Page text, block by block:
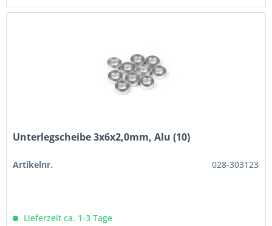
Unterlegscheibe 3x6x2,0mm, Alu (10)
Artikelnr. 028-303123
Lieferzeit ca. 1-3 Tage